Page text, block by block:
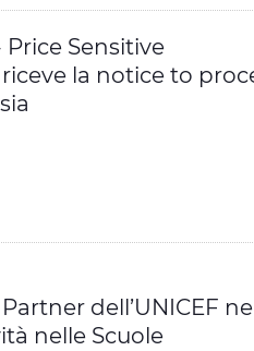
Price Sensitive
la notice to
dell’UNICEF
nelle Scuole